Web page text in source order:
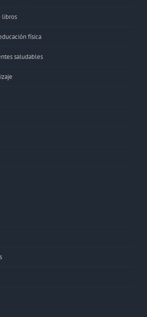
libros
física
saludables